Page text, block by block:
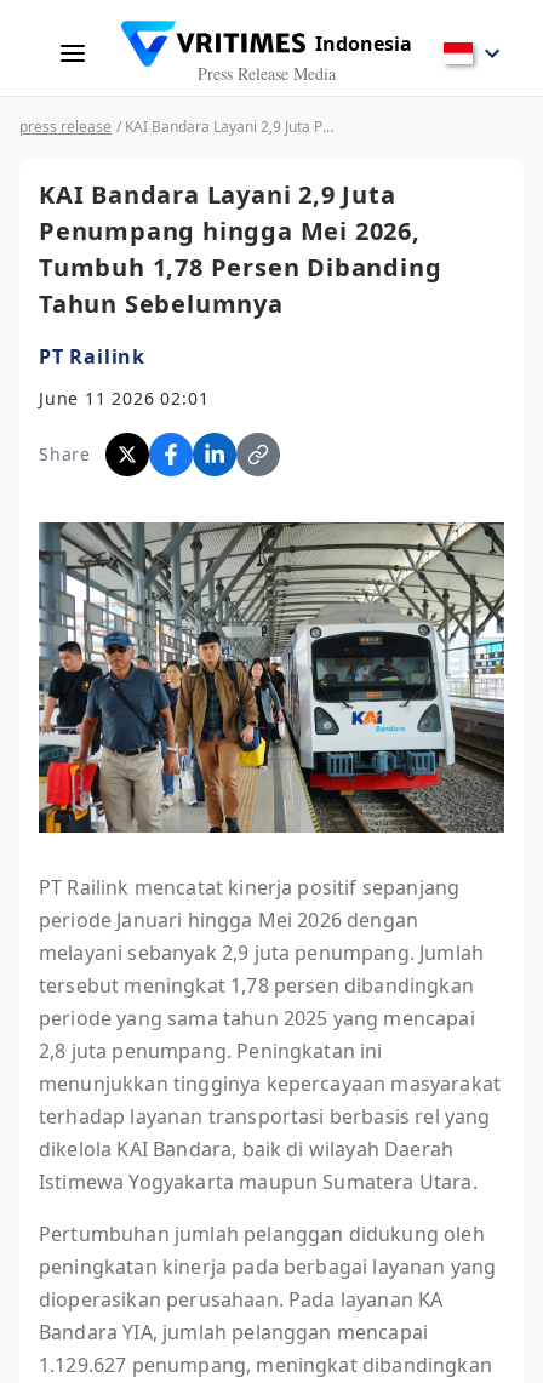
Indonesia
Press Release Media
press release / KAI Bandara Layani 2,9 Juta Penumpang hingga Mei 2026, Tumbuh 1,78 Persen Dibanding Tahun Sebelumnya
KAI Bandara Layani 2,9 Juta
Penumpang hingga Mei 2026,
Tumbuh 1,78 Persen Dibanding
Tahun Sebelumnya
PT Railink
June 11 2026 02:01
Share
PT Railink mencatat kinerja positif sepanjang
periode Januari hingga Mei 2026 dengan
melayani sebanyak 2,9 juta penumpang. Jumlah
tersebut meningkat 1,78 persen dibandingkan
periode yang sama tahun 2025 yang mencapai
2,8 juta penumpang. Peningkatan ini
menunjukkan tingginya kepercayaan masyarakat
terhadap layanan transportasi berbasis rel yang
dikelola KAI Bandara, baik di wilayah Daerah
Istimewa Yogyakarta maupun Sumatera Utara.
Pertumbuhan jumlah pelanggan didukung oleh
peningkatan kinerja pada berbagai layanan yang
dioperasikan perusahaan. Pada layanan KA
Bandara YIA, jumlah pelanggan mencapai
1.129.627 penumpang, meningkat dibandingkan